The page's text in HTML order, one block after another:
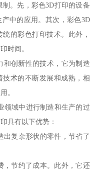
。先，彩色3D打印的设备
中的应用。其次，彩色3D
的彩色打印技术。此外，
时间。
和创新性的技术，它为制造
术的不断发展和成熟，相
。
领域中进行制造和生产的过
具有以下优势：
出复杂形状的零件，节省了
，节约了成本。此外，它还